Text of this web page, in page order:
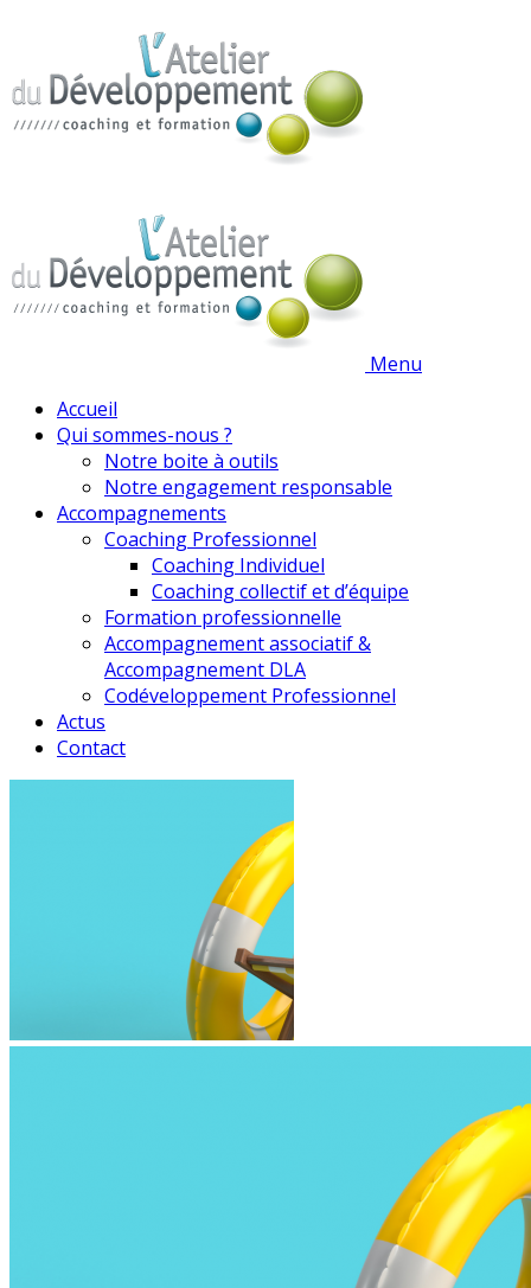
Menu
Accueil
Qui sommes-nous ?
Notre boite à outils
Notre engagement responsable
Accompagnements
Coaching Professionnel
Coaching Individuel
Coaching collectif et d’équipe
Formation professionnelle
Accompagnement associatif &
Accompagnement DLA
Codéveloppement Professionnel
Actus
Contact